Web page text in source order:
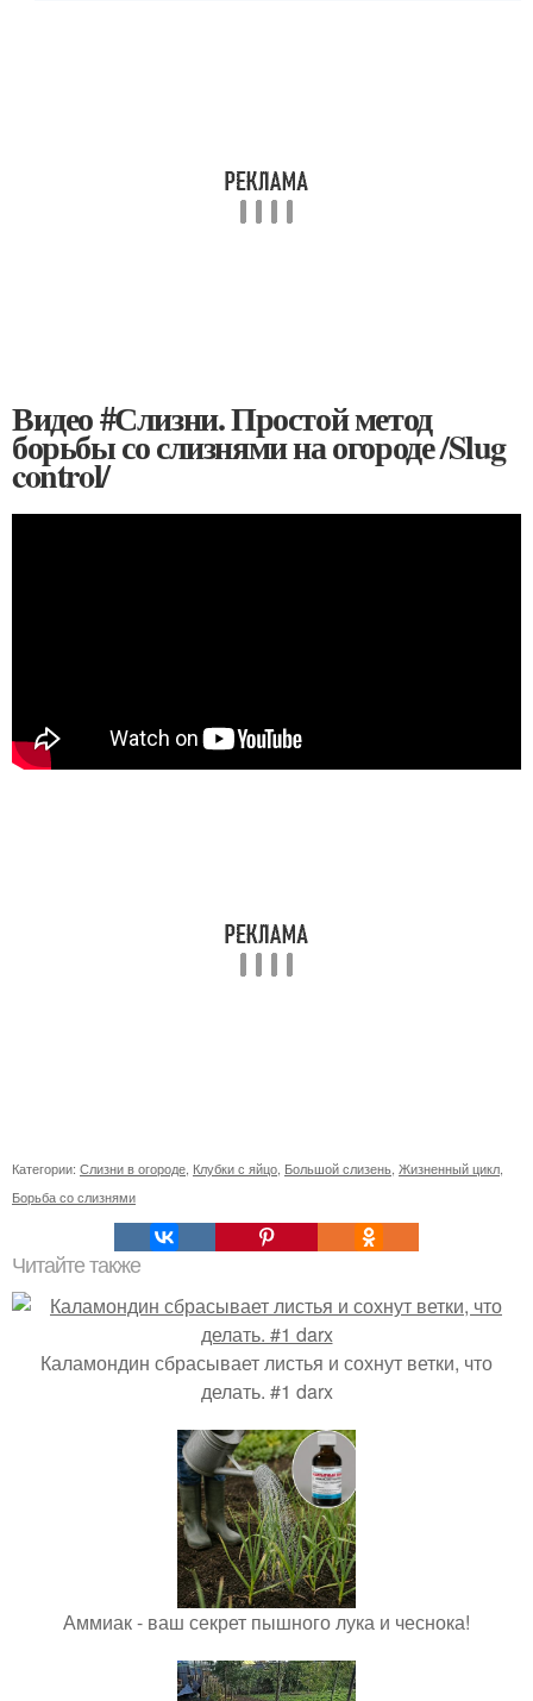
Видео #Слизни. Простой метод
борьбы со слизнями на огороде /Slug
control/
Категории: Слизни в огороде, Клубки с яйцо, Большой слизень, Жизненный цикл,
Борьба со слизнями
Читайте также
Каламондин сбрасывает листья и сохнут ветки, что
делать. #1 darx
Аммиак - ваш секрет пышного лука и чеснока!